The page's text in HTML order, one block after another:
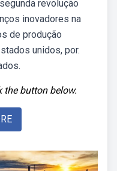
revolução
inovadores na
de produção
unidos, por.
the button below.